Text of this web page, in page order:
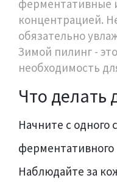
ферментативные
концентрацией.
обязательно
Зимой пилинг -
необходимость
Что делать
Начните с одного
ферментативного
Наблюдайте за